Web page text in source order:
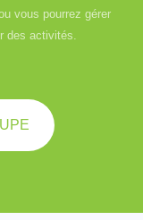
vous pourrez gérer
des activités.